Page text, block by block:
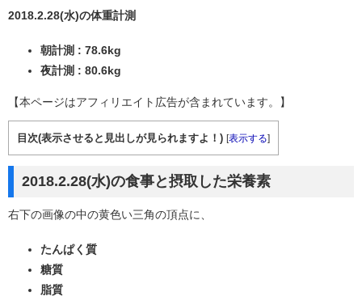
2018.2.28(水)の体重計測
朝計測 : 78.6kg
夜計測 : 80.6kg
【本ページはアフィリエイト広告が含まれています。】
目次(表示させると見出しが見られますよ！) [表示する]
2018.2.28(水)の食事と摂取した栄養素
右下の画像の中の黄色い三角の頂点に、
たんぱく質
糖質
脂質